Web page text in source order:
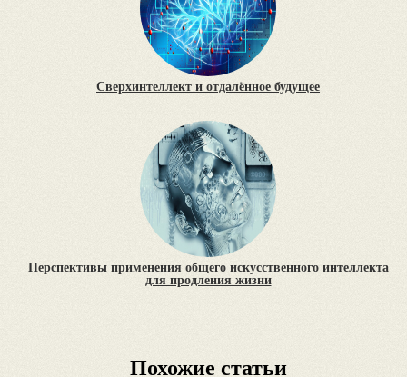
Сверхинтеллект и отдалённое будущее
Перспективы применения общего искусственного интеллекта
для продления жизни
Похожие статьи